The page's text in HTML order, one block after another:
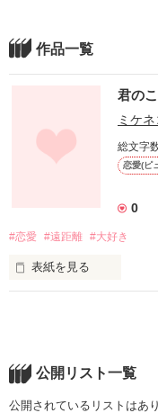
作品一覧
君の
ミケ
総文字
恋愛(ピ
0
#恋愛 #遠距離 #大好き
表紙を見る
公開リスト一覧
公開されているリストはあ